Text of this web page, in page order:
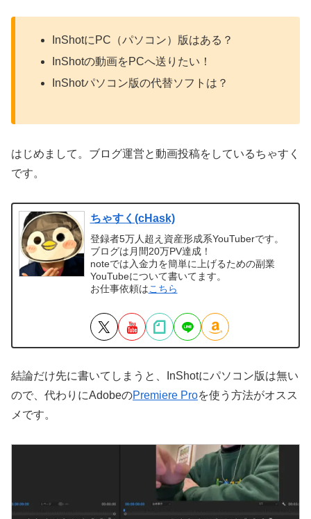
InShotにPC（パソコン）版はある？
InShotの動画をPCへ送りたい！
InShotパソコン版の代替ソフトは？
はじめまして。ブログ運営と動画投稿をしているちゃすく
です。
ちゃすく(cHask)
登録者5万人超え資産形成系YouTuberです。
ブログは月間20万PV達成！
noteでは入金力を簡単に上げるための副業
YouTubeについて書いてます。
お仕事依頼はこちら
結論だけ先に書いてしまうと、InShotにパソコン版は無い
ので、代わりにAdobeのPremiere Proを使う方法がオスス
メです。